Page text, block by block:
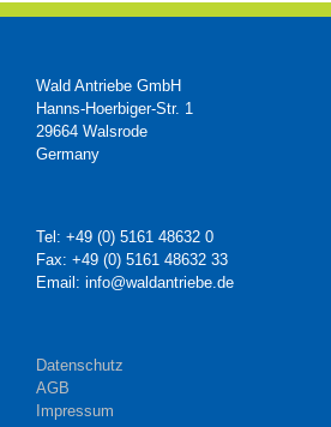
Wald Antriebe GmbH
Hanns-Hoerbiger-Str. 1
29664 Walsrode
Germany
Tel: +49 (0) 5161 48632 0
Fax: +49 (0) 5161 48632 33
Email: info@waldantriebe.de
Datenschutz
AGB
Impressum